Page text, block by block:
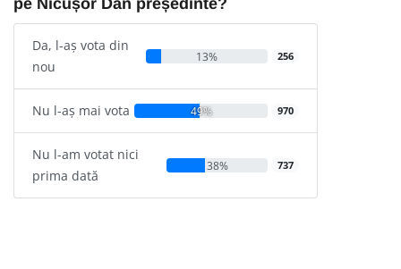
Da, l-aș vota din
nou
13% 256
Nu l-aș mai vota 49% 970
Nu l-am votat nici
prima dată
38% 737